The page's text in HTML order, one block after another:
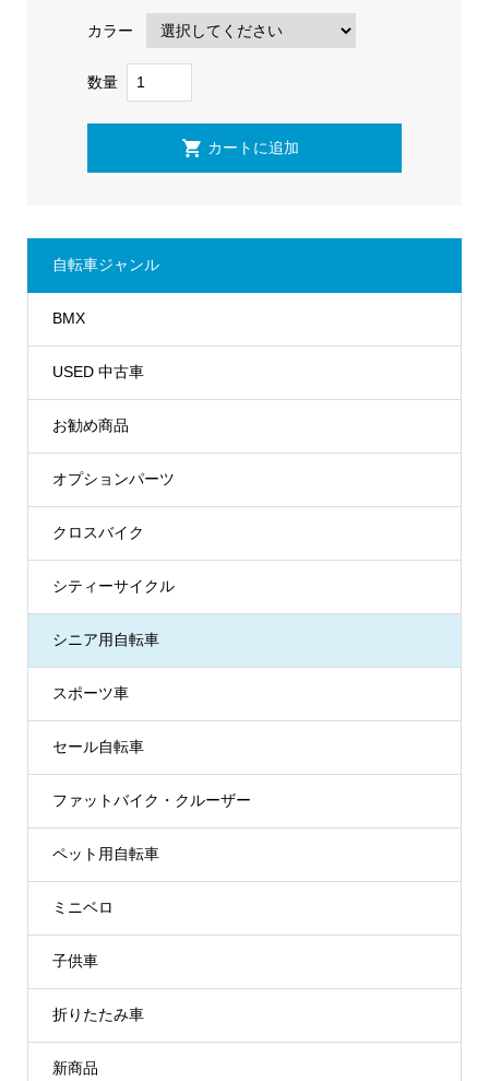
カラー
数量
自転車ジャンル
BMX
USED 中古車
お勧め商品
オプションパーツ
クロスバイク
シティーサイクル
シニア用自転車
スポーツ車
セール自転車
ファットバイク・クルーザー
ペット用自転車
ミニベロ
子供車
折りたたみ車
新商品